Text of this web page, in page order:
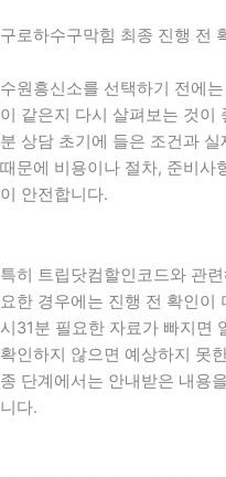
구로하수구막힘 최종 진행 전
수원흥신소를 선택하기 전에
이 같은지 다시 살펴보는 것이
분 상담 초기에 들은 조건과
때문에 비용이나 절차, 준비사
이 안전합니다.
특히 트립닷컴할인코드와 관
요한 경우에는 진행 전 확인이
시31분 필요한 자료가 빠지면
확인하지 않으면 예상하지 못
종 단계에서는 안내받은 내용
니다.